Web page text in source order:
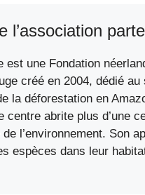
l’association
est une Fondation
créé en 2004, dédié
la déforestation en
centre abrite plus d’une
l’environnement. Son
espèces dans leur